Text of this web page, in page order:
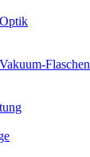
Optik
Flaschen